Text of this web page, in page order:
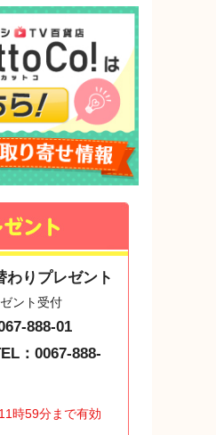
りプレゼント
ント受付
888-01
：0067-888-
時59分まで有効